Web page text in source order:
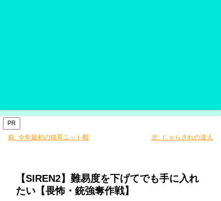
PR
前: 今年最初の猫耳ニット帽 次: じゃらされの達人
【SIREN2】難易度を下げてでも手に入れ
たい【畏怖・銃強奪作戦】